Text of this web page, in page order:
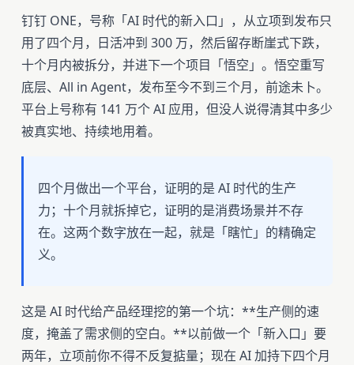
钉钉 ONE，号称「AI 时代的新入口」，从立项到发布只
用了四个月，日活冲到 300 万，然后留存断崖式下跌，
十个月内被拆分，并进下一个项目「悟空」。悟空重写
底层、All in Agent，发布至今不到三个月，前途未卜。
平台上号称有 141 万个 AI 应用，但没人说得清其中多少
被真实地、持续地用着。
四个月做出一个平台，证明的是 AI 时代的生产
力；十个月就拆掉它，证明的是消费场景并不存
在。这两个数字放在一起，就是「瞎忙」的精确定
义。
这是 AI 时代给产品经理挖的第一个坑：**生产侧的速
度，掩盖了需求侧的空白。**以前做一个「新入口」要
两年，立项前你不得不反复掂量；现在 AI 加持下四个月